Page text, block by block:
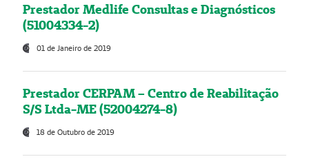
Prestador Medlife Consultas e Diagnósticos
(51004334-2)
01 de Janeiro de 2019
Prestador CERPAM – Centro de Reabilitação
S/S Ltda-ME (52004274-8)
18 de Outubro de 2019